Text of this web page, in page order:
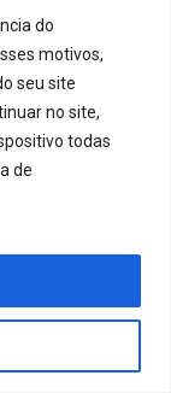
do
motivos,
seu site
no site,
todas
de